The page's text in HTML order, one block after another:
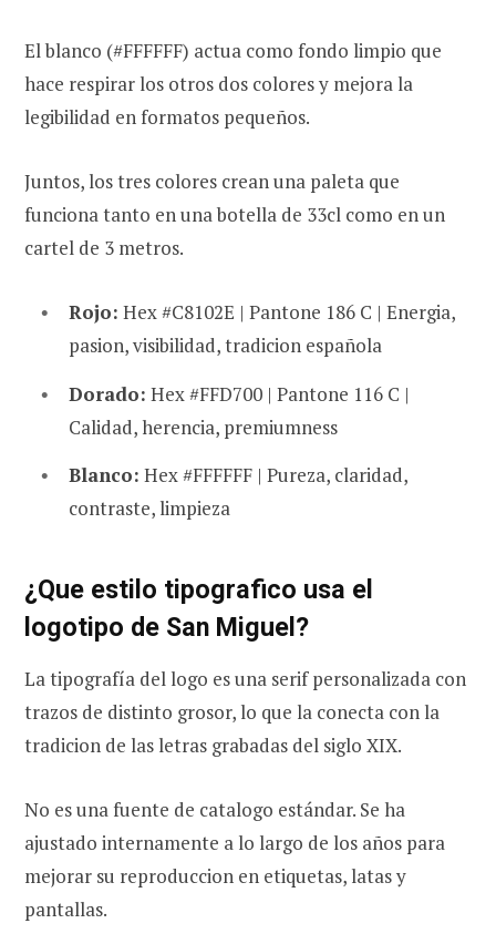
El blanco (#FFFFFF) actua como fondo limpio que
hace respirar los otros dos colores y mejora la
legibilidad en formatos pequeños.
Juntos, los tres colores crean una paleta que
funciona tanto en una botella de 33cl como en un
cartel de 3 metros.
Rojo: Hex #C8102E | Pantone 186 C | Energia,
pasion, visibilidad, tradicion española
Dorado: Hex #FFD700 | Pantone 116 C |
Calidad, herencia, premiumness
Blanco: Hex #FFFFFF | Pureza, claridad,
contraste, limpieza
¿Que estilo tipografico usa el
logotipo de San Miguel?
La tipografía del logo es una serif personalizada con
trazos de distinto grosor, lo que la conecta con la
tradicion de las letras grabadas del siglo XIX.
No es una fuente de catalogo estándar. Se ha
ajustado internamente a lo largo de los años para
mejorar su reproduccion en etiquetas, latas y
pantallas.